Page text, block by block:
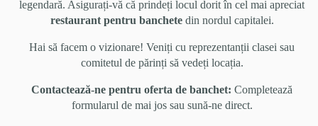
legendară. Asigurați-vă că prindeți locul dorit în cel mai apreciat
restaurant pentru banchetedin nordul capitalei.
Hai să facem o vizionare! Veniți cu reprezentanții clasei sau
comitetul de părinți să vedeți locația.
Contactează-ne pentru oferta de banchet: Completează
formularul de mai jos sau sună-ne direct.